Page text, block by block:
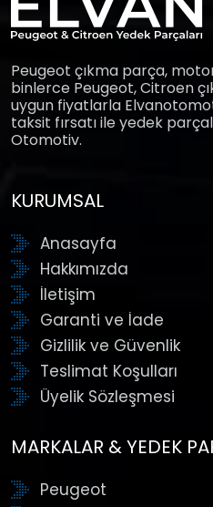
Peugeot çıkma parça,
binlerce Peugeot, Citroen
uygun fiyatlarla
taksit fırsatı ile yedek
Otomotiv.
KURUMSAL
Anasayfa
Hakkımızda
İletişim
Garanti ve İade
Gizlilik ve Güvenlik
Teslimat Koşulları
Üyelik Sözleşmesi
MARKALAR & YEDEK
Peugeot